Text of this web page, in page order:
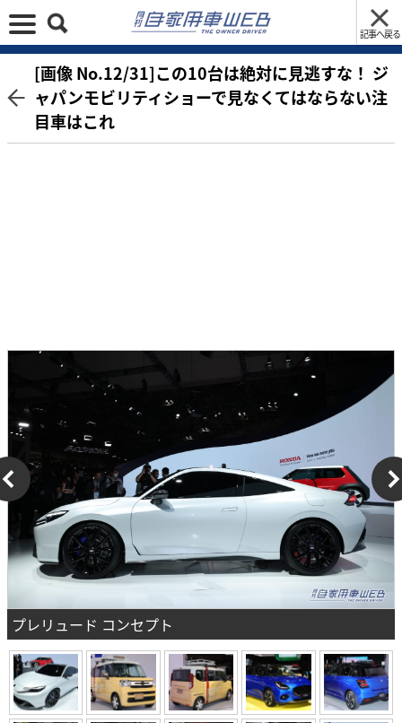
記事へ戻る
[画像 No.12/31]この10台は絶対に見逃すな！ ジ
ャパンモビリティショーで見なくてはならない注
目車はこれ
プレリュード コンセプト